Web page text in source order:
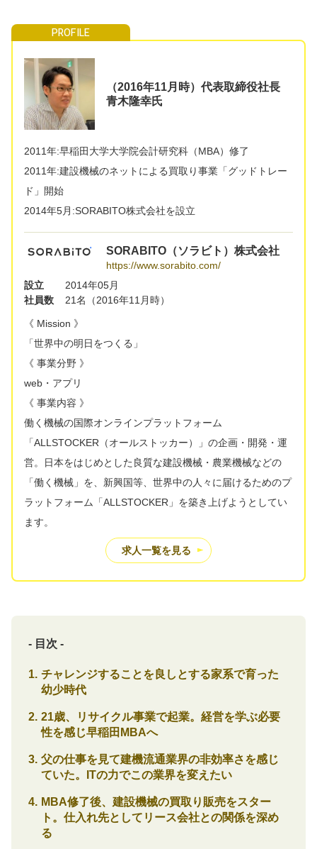
（2016年11月時）代表取締役社長
青木隆幸氏
2011年:早稲田大学大学院会計研究科（MBA）修了
2011年:建設機械のネットによる買取り事業「グッドトレー
ド」開始
2014年5月:SORABITO株式会社を設立
SORABITO（ソラビト）株式会社
https://www.sorabito.com/
設立
2014年05月
社員数
21名（2016年11月時）
《 Mission 》
「世界中の明日をつくる」
《 事業分野 》
web・アプリ
《 事業内容 》
働く機械の国際オンラインプラットフォーム
「ALLSTOCKER（オールストッカー）」の企画・開発・運
営。日本をはじめとした良質な建設機械・農業機械などの
「働く機械」を、新興国等、世界中の人々に届けるためのプ
ラットフォーム「ALLSTOCKER」を築き上げようとしてい
ます。
求人一覧を見る
- 目次 -
チャレンジすることを良しとする家系で育った
幼少時代
21歳、リサイクル事業で起業。経営を学ぶ必要
性を感じ早稲田MBAへ
父の仕事を見て建機流通業界の非効率さを感じ
ていた。ITの力でこの業界を変えたい
MBA修了後、建設機械の買取り販売をスター
ト。仕入れ先としてリース会社との関係を深め
る